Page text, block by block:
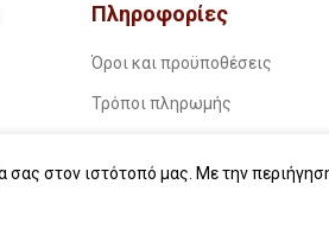
Πληροφορίες
Όροι και προϋποθέσεις
Τρόποι πληρωμής
Τρόποι παραλαβής
σας στον ιστότοπό μας. Με την